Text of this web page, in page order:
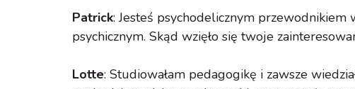
Patrick: Jesteś psychodelicznym przewodnikiem
psychicznym. Skąd wzięło się twoje
Lotte: Studiowałam pedagogikę i zawsze